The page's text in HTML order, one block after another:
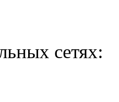
сетях: